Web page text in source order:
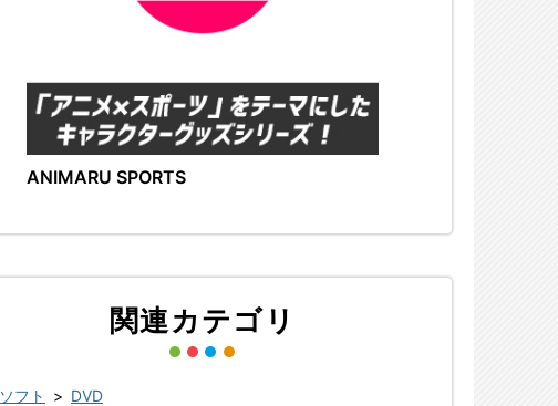
ANIMARU SPORTS
関連カテゴリ
ソフト > DVD